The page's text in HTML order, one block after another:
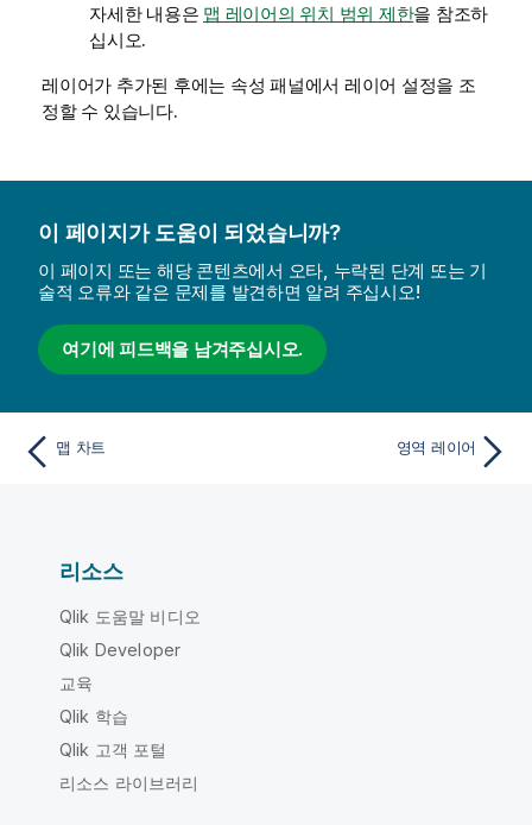
자세한 내용은 맵 레이어의 위치 범위 제한을 참조하
십시오.
레이어가 추가된 후에는 속성 패널에서 레이어 설정을 조
정할 수 있습니다.
이 페이지가 도움이 되었습니까?
이 페이지 또는 해당 콘텐츠에서 오타, 누락된 단계 또는 기
술적 오류와 같은 문제를 발견하면 알려 주십시오!
여기에 피드백을 남겨주십시오.
맵 차트 영역 레이어
리소스
Qlik 도움말 비디오
Qlik Developer
교육
Qlik 학습
Qlik 고객 포털
리소스 라이브러리